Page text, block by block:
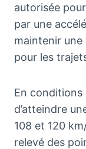
autorisée
par une
maintenir
pour les
En conditions
d’atteindre
108 et 120
relevé des